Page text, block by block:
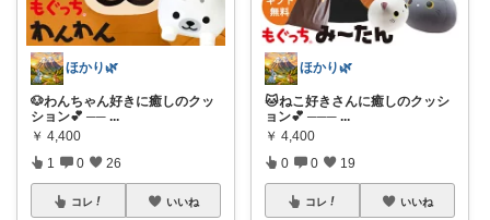
ほかり🌿
🐶わんちゃん好きに癒しのクッ
ション💕 ── ...
￥ 4,400
1 0 26
コレ いいね
ほかり🌿
🐱ねこ好きさんに癒しのクッシ
ョン💕 ─── ...
￥ 4,400
0 0 19
コレ いいね